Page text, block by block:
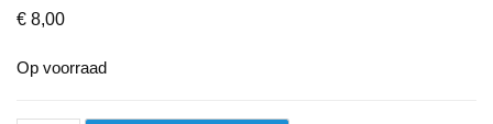
€ 8,00
Op voorraad